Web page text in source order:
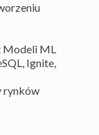
Modeli ML
Ignite,
rynków